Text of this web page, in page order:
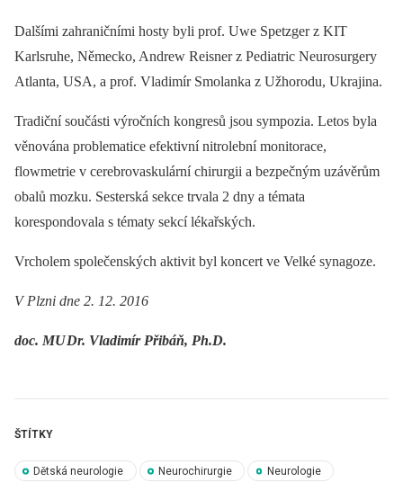
Dalšími zahraničními hosty byli prof. Uwe Spetzger z KIT
Karlsruhe, Německo, Andrew Reisner z Pediatric Neurosurgery
Atlanta, USA, a prof. Vladimír Smolanka z Užhorodu, Ukrajina.
Tradiční součásti výročních kongresů jsou sympozia. Letos byla
věnována problematice efektivní nitrolební monitorace,
flowmetrie v cerebrovaskulární chirurgii a bezpečným uzávěrům
obalů mozku. Sesterská sekce trvala 2 dny a témata
korespondovala s tématy sekcí lékařských.
Vrcholem společenských aktivit byl koncert ve Velké synagoze.
V Plzni dne 2. 12. 2016
doc. MUDr. Vladimír Přibáň, Ph.D.
ŠTÍTKY
Dětská neurologie Neurochirurgie Neurologie